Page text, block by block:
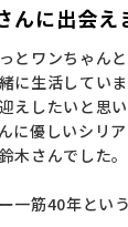
んに出会え
とワンちゃん
に生活してい
えしたいと思
に優しいシリ
木さんでした。
一筋40年とい